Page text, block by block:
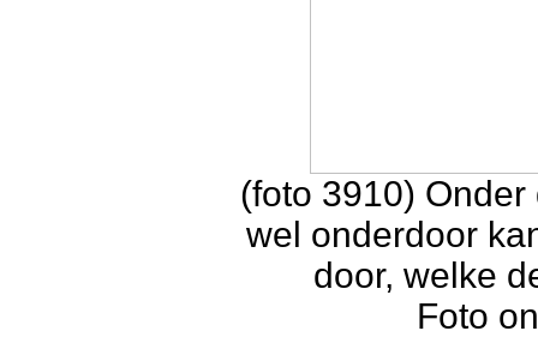
(foto 3910)
wel onderdoor
door, welke
Foto